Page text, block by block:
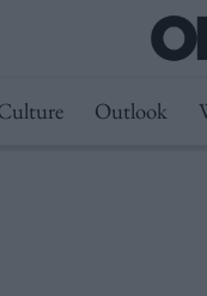
Outlook